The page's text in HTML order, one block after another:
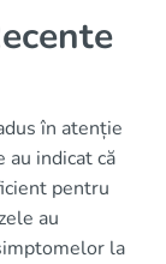
în atenție
indicat că
pentru
au
la